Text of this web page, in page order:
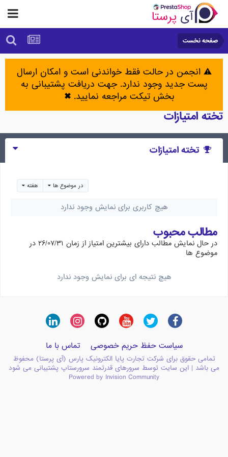
صفحه نخست
⚠️ انجمن در حالت فقط خواندنی است و امکان ارسال
پست جدید وجود ندارد. جهت دریافت پشتیبانی به
بخش تیکت مراجعه نمایید.✖
تخته امتیازات
تخته امتیازات
در موضوع ها هفته
هیچ کاربری برای نمایش وجود ندارد
مطالب محبوب
در حال نمایش مطالب دارای بیشترین امتیاز از زمان ۲۶/۰۷/۳۱ در
موضوع ها
هیچ نتیجه ای برای نمایش وجود ندارد
سیاست حفظ حریم خصوصی تماس با ما
تمامی حقوق برای شرکت تجارت پایا الکترونیک پارس (آی پرستا) محفوظ
می باشد | این سایت توسط سرورهای قدرتمند سرورستاپ پشتیبانی می شود
Powered by Invision Community